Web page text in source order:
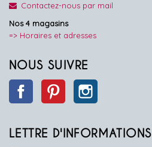
Contactez-nous par mail
Nos 4 magasins
=> Horaires et adresses
NOUS SUIVRE
Facebook Pinterest
LETTRE D'INFORMATIONS